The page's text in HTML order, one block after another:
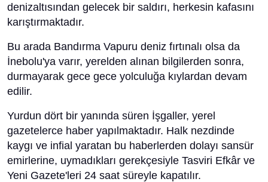
denizaltısından gelecek bir saldırı, herkesin kafasını
karıştırmaktadır.
Bu arada Bandırma Vapuru deniz fırtınalı olsa da
İnebolu'ya varır, yerelden alınan bilgilerden sonra,
durmayarak gece gece yolculuğa kıylardan devam
edilir.
Yurdun dört bir yanında süren İşgaller, yerel
gazetelerce haber yapılmaktadır. Halk nezdinde
kaygı ve infial yaratan bu haberlerden dolayı sansür
emirlerine, uymadıkları gerekçesiyle Tasviri Efkâr ve
Yeni Gazete'leri 24 saat süreyle kapatılır.